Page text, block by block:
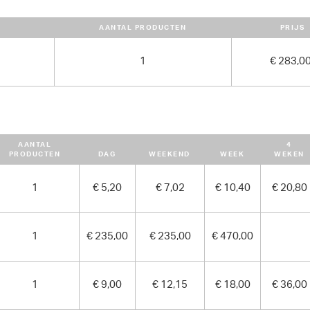
245 cm x 120 cm x 238 cm
AANTAL PRODUCTEN PRIJS
1 €
AANTAL
PRODUCTEN
DAG WEEKEND WEEK
4
WEKEN
1 € 5,20 € 7,02 € 10,40 € 20,80
1 € 235,00 € 235,00 € 470,00
1 € 9,00 € 12,15 € 18,00 € 36,00